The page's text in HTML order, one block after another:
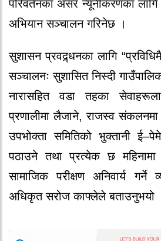
परिवर्तनका असर न्यूनीकरणका
अभियान सञ्चालन गरिनेछ ।
सुशासन प्रवद्र्धनका लागि
सञ्चालनः सुशासित निस्दी
नारासहित वडा तहका
प्रणालीमा लैजाने, राजस्व
उपभोक्ता समितिको भुक्तानी
पठाउने तथा प्रत्येक छ महिनामा
सामाजिक परीक्षण अनिवार्य गर्ने
अधिकृत सरोज काफ्लेले बताउनुभयो